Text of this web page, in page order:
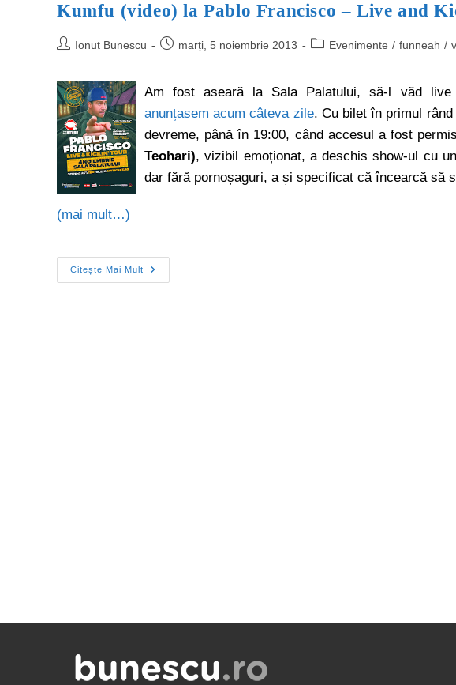
Kumfu (video) la Pablo Francisco – Live and
Ionut Bunescu marți, 5 noiembrie 2013 Evenimente / funneah /
Am fost aseară la Sala Palatului, să-l văd live
anunțasem acum câteva zile. Cu bilet în primul
devreme, până în 19:00, când accesul a fost
Teohari), vizibil emoționat, a deschis show-ul cu
dar fără pornoșaguri, a și specificat că încearcă să
(mai mult…)
Citește Mai Mult